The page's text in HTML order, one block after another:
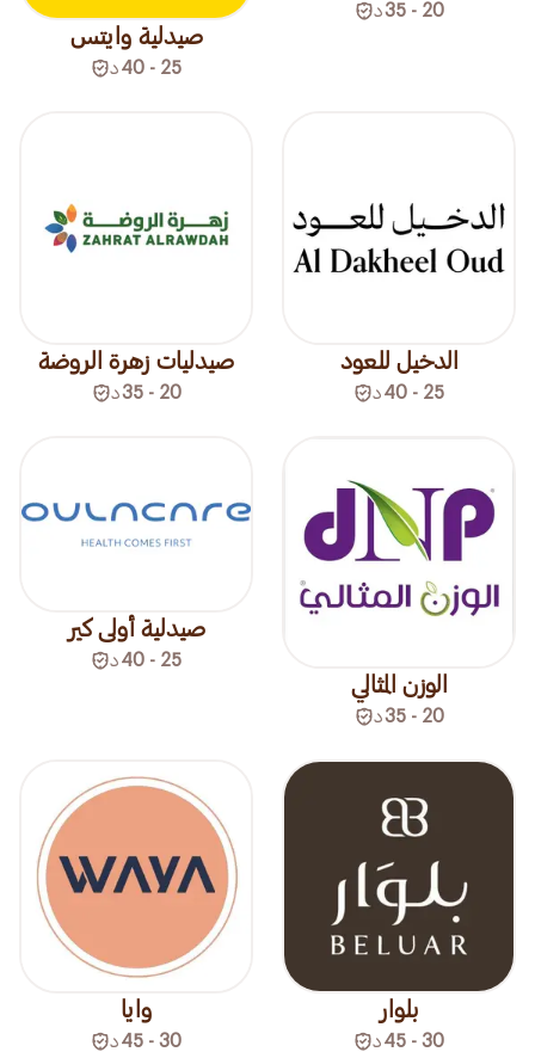
20 - 35 د
صيدلية وايتس
25 - 40 د
الدخيل للعود
25 - 40 د
صيدليات زهرة الروضة
20 - 35 د
الوزن المثالي
20 - 35 د
صيدلية أولى كير
25 - 40 د
بلوار
30 - 45 د
وايا
30 - 45 د